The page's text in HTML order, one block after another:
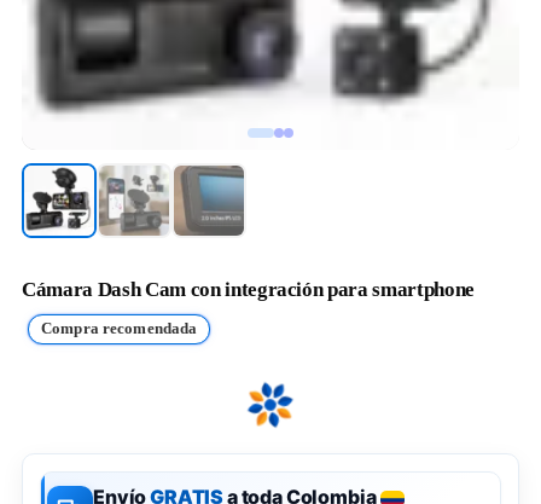
Cámara Dash Cam con integración para smartphone
Compra recomendada
EnvíoGRATISa toda Colombia